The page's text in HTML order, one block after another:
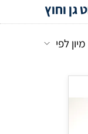
גן וחוץ
מיון לפי